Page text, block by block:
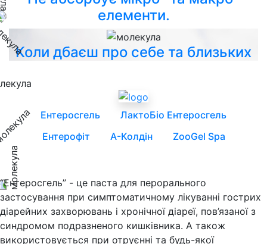
елементи.
Коли дбаєш про себе та близьких
Ентеросгель
ЛактоБіо Ентеросгель
Ентерофіт
А-Колдін ZooGel Spa
“Ентеросгель” - це паста для перорального
застосування при симптоматичному лікуванні гострих
діарейних захворювань і хронічної діареї, пов’язаної з
синдромом подразненого кишківника. А також
використовується при отруєнні та будь-якої